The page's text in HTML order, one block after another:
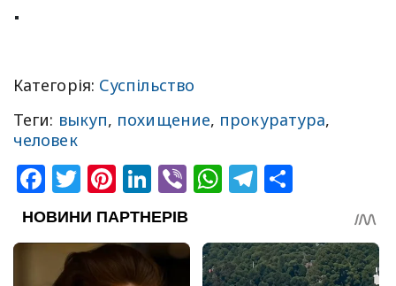
Категорія: Суспільство
Теги: выкуп, похищение, прокуратура,
человек
Facebook
Twitter
Pinterest
LinkedIn
ViberWhatsApp
Telegram